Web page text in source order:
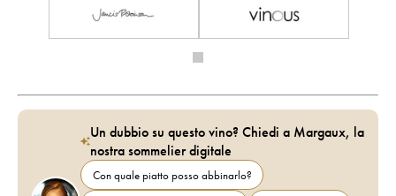
Un dubbio su questo vino? Chiedi a Margaux, la
nostra sommelier digitale
Con quale piatto posso abbinarlo?